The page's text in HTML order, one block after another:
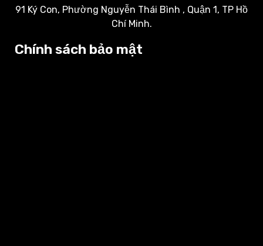
91 Ký Con, Phường Nguyễn Thái Bình , Quận 1, TP Hồ
Chí Minh.
Chính sách bảo mật